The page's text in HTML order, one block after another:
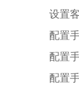
设置
配置
配置
配置